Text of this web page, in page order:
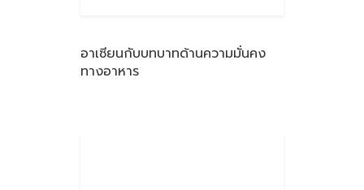
อาเซียนกับบทบาทด้านความมั่นคง
ทางอาหาร